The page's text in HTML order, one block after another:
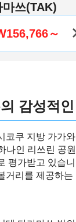
마쓰(TAK)
～
감성적
코쿠 지방 가가
나인 리쓰린 공
평가받고 있습
거리를 제공하는